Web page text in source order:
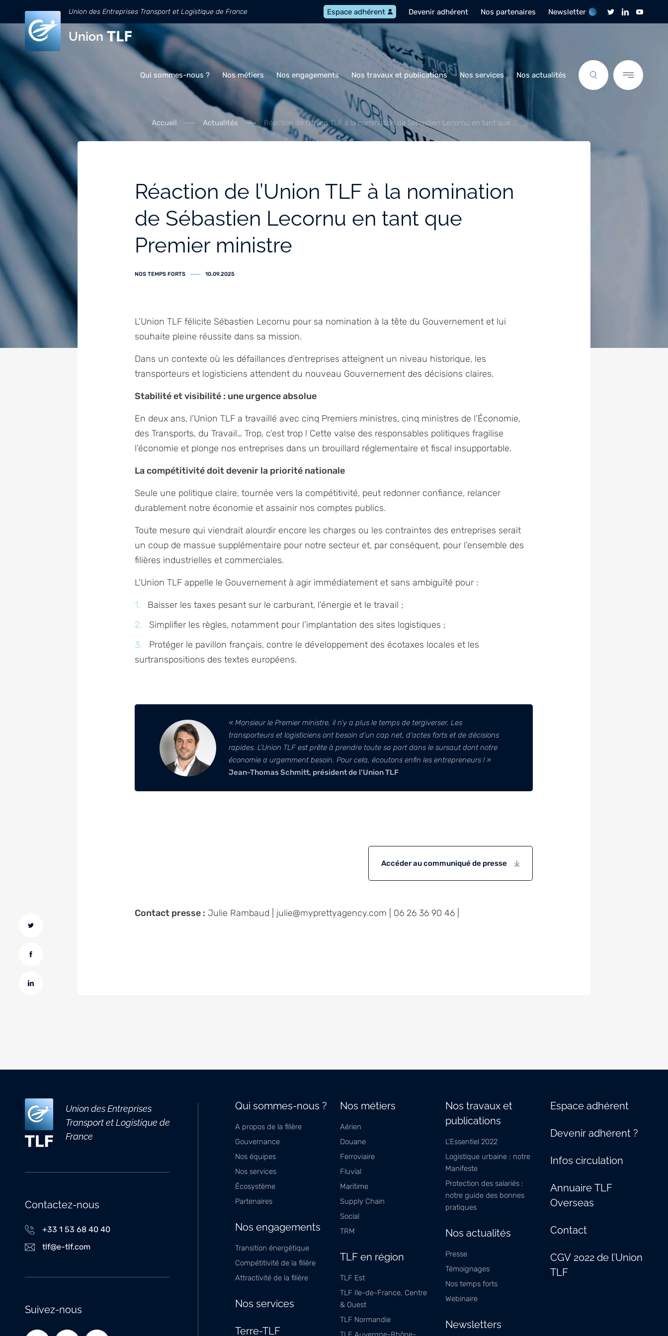
Union des Entreprises Transport et Logistique de France Espace adhérent Devenir adhérent Nos partenaires Newsletter
Union
Qui sommes-nous ? Nos métiers Nos engagements Nos travaux et publications Nos services Nos actualités
Accueil Actualités Réaction de l’Union TLF à la nomination de Sébastien Lecornu en tant que …
Réaction de l’Union TLF à la nomination
de Sébastien Lecornu en tant que
Premier ministre
NOS TEMPS FORTS 10.09.2025
L’Union TLF félicite Sébastien Lecornu pour sa nomination à la tête du Gouvernement et lui
souhaite pleine réussite dans sa mission.
Dans un contexte où les défaillances d’entreprises atteignent un niveau historique, les
transporteurs et logisticiens attendent du nouveau Gouvernement des décisions claires.
Stabilité et visibilité : une urgence absolue
En deux ans, l’Union TLF a travaillé avec cinq Premiers ministres, cinq ministres de l’Économie,
des Transports, du Travail… Trop, c’est trop ! Cette valse des responsables politiques fragilise
l’économie et plonge nos entreprises dans un brouillard réglementaire et fiscal insupportable.
La compétitivité doit devenir la priorité nationale
Seule une politique claire, tournée vers la compétitivité, peut redonner confiance, relancer
durablement notre économie et assainir nos comptes publics.
Toute mesure qui viendrait alourdir encore les charges ou les contraintes des entreprises serait
un coup de massue supplémentaire pour notre secteur et, par conséquent, pour l’ensemble des
filières industrielles et commerciales.
L’Union TLF appelle le Gouvernement à agir immédiatement et sans ambiguïté pour :
Baisser les taxes pesant sur le carburant, l’énergie et le travail ;
Simplifier les règles, notamment pour l’implantation des sites logistiques ;
Protéger le pavillon français, contre le développement des écotaxes locales et les
surtranspositions des textes européens.
« Monsieur le Premier ministre, il n’y a plus le temps de tergiverser. Les
transporteurs et logisticiens ont besoin d’un cap net, d’actes forts et de décisions
rapides. L’Union TLF est prête à prendre toute sa part dans le sursaut dont notre
économie a urgemment besoin. Pour cela, écoutons enfin les entrepreneurs ! »
Jean-Thomas Schmitt, président de l’Union TLF
Accéder au communiqué de presse
Contact presse : Julie Rambaud | julie@myprettyagency.com | 06 26 36 90 46 |
Union des Entreprises
Transport et Logistique de
France
Contactez-nous
+33 1 53 68 40 40
tlf@e-tlf.com
Suivez-nous
Qui sommes-nous ?
A propos de la filière
Gouvernance
Nos équipes
Nos services
Écosystème
Partenaires
Nos engagements
Transition énergétique
Compétitivité de la filière
Attractivité de la filière
Nos services
Terre-TLF
Nos métiers
Aérien
Douane
Ferroviaire
Fluvial
Maritime
Supply Chain
Social
TRM
TLF en région
TLF Est
TLF Ile-de-France, Centre
& Ouest
TLF Normandie
Nos travaux et
publications
L’Essentiel 2022
Logistique urbaine : notre
Manifeste
Protection des salariés :
notre guide des bonnes
pratiques
Nos actualités
Presse
Témoignages
Nos temps forts
Webinaire
Newsletters
Espace adhérent
Devenir adhérent ?
Infos circulation
Annuaire TLF
Overseas
Contact
CGV 2022 de l’Union
TLF